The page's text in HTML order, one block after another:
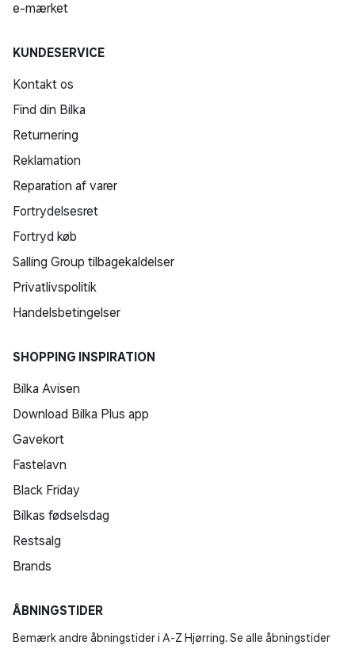
e-mærket
KUNDESERVICE
Kontakt os
Find din Bilka
Returnering
Reklamation
Reparation af varer
Fortrydelsesret
Fortryd køb
Salling Group tilbagekaldelser
Privatlivspolitik
Handelsbetingelser
SHOPPING INSPIRATION
Bilka Avisen
Download Bilka Plus app
Gavekort
Fastelavn
Black Friday
Bilkas fødselsdag
Restsalg
Brands
ÅBNINGSTIDER
Bemærk andre åbningstider i A-Z Hjørring. Se alle åbningstider